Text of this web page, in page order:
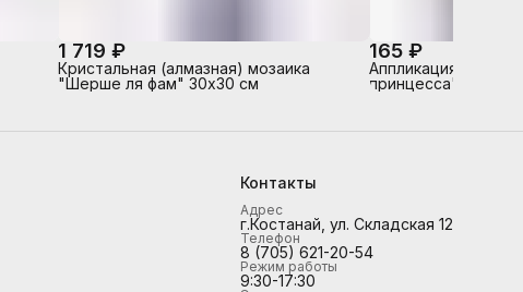
1 719 ₽
Кристальная (алмазная) мозаика
"Шерше ля фам" 30х30 см
165 ₽
Аппликация
принцесса"
Контакты
Адрес
г.Костанай, ул. Складская 12
Телефон
8 (705) 621-20-54
Режим работы
9:30-17:30